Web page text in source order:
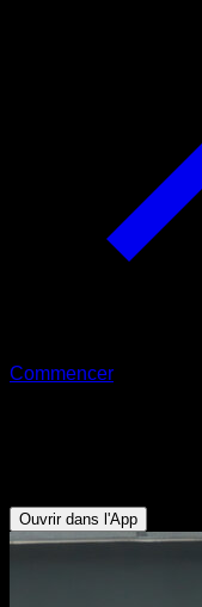
Commencer
Ouvrir dans l'App